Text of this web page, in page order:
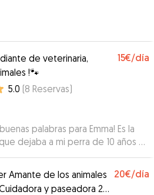
de veterinaria,
!🐾
15€/día
5.0 (8 Reservas)
palabras para Emma! Es la
dejaba a mi perra de 10 años y
fácil. Ha mantenido el
todos los días, mandándome
y vídeos. Al recogerla he visto que
Amante de los animales
y paseadora 24
20€/día